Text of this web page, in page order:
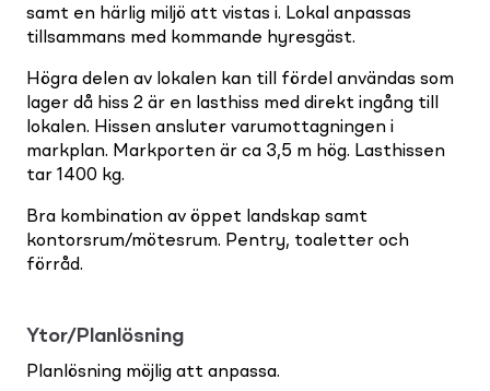
samt en härlig miljö att vistas i. Lokal anpassas
tillsammans med kommande hyresgäst.
Högra delen av lokalen kan till fördel användas som
lager då hiss 2 är en lasthiss med direkt ingång till
lokalen. Hissen ansluter varumottagningen i
markplan. Markporten är ca 3,5 m hög. Lasthissen
tar 1400 kg.
Bra kombination av öppet landskap samt
kontorsrum/mötesrum. Pentry, toaletter och
förråd.
Ytor/Planlösning
Planlösning möjlig att anpassa.